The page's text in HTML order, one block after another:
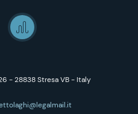
- 28838 Stresa VB - Italy